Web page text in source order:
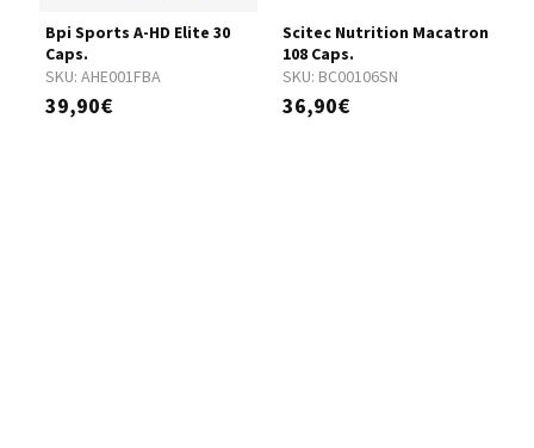
SKU: AHE001FBA
Bpi Sports A-HD Elite 30
Caps.
39,90€
SKU: BC00106SN
Scitec Nutrition Macatron
108 Caps.
36,90€